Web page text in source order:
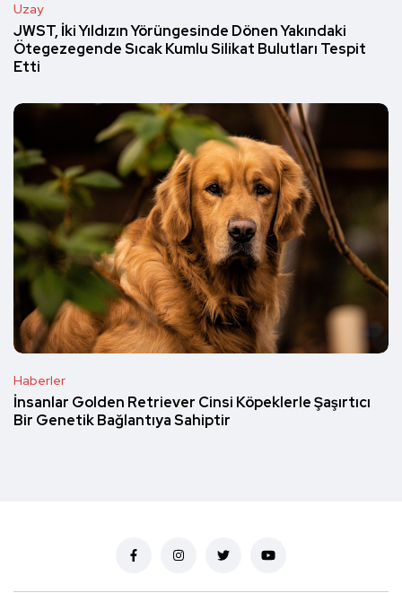
Uzay
JWST, İki Yıldızın Yörüngesinde Dönen Yakındaki
Ötegezegende Sıcak Kumlu Silikat Bulutları Tespit
Etti
Haberler
İnsanlar Golden Retriever Cinsi Köpeklerle Şaşırtıcı
Bir Genetik Bağlantıya Sahiptir